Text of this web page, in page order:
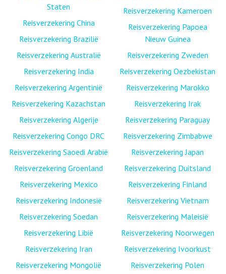
Staten
Reisverzekering China
Reisverzekering Brazilië
Reisverzekering Australië
Reisverzekering India
Reisverzekering Argentinië
Reisverzekering Kazachstan
Reisverzekering Algerije
Reisverzekering Congo DRC
Reisverzekering Saoedi Arabië
Reisverzekering Groenland
Reisverzekering Mexico
Reisverzekering Indonesië
Reisverzekering Soedan
Reisverzekering Libië
Reisverzekering Iran
Reisverzekering Mongolië
Reisverzekering Kameroen
Reisverzekering Papoea
Nieuw Guinea
Reisverzekering Zweden
Reisverzekering Oezbekistan
Reisverzekering Marokko
Reisverzekering Irak
Reisverzekering Paraguay
Reisverzekering Zimbabwe
Reisverzekering Japan
Reisverzekering Duitsland
Reisverzekering Finland
Reisverzekering Vietnam
Reisverzekering Maleisië
Reisverzekering Noorwegen
Reisverzekering Ivoorkust
Reisverzekering Polen